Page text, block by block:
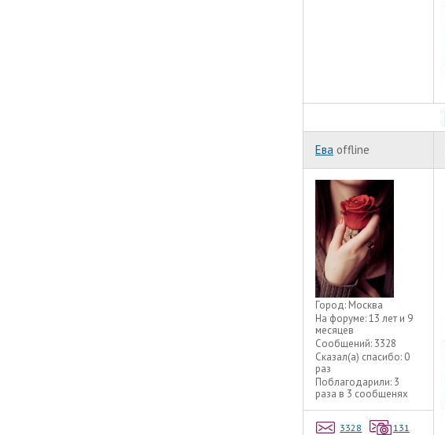
Ева offline
Город: Москва
На форуме:13 лет и 9
месяцев
Сообщений: 3328
Сказал(а) спасибо: 0
раз
Поблагодарили: 3
раза в 3 сообщенях
3328 131